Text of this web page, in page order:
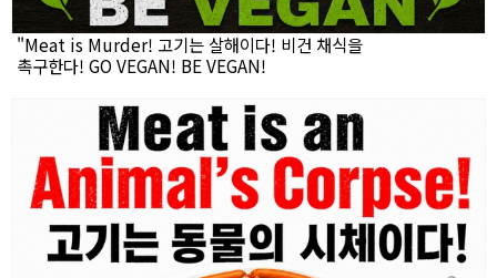
"Meat is Murder! 고기는 살해이다! 비건 채식을
촉구한다! GO VEGAN! BE VEGAN!